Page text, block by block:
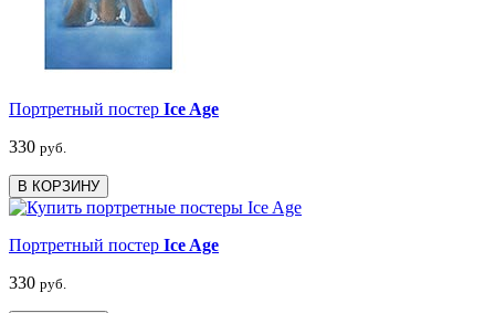
Портретный постер Ice Age
330 руб.
В КОРЗИНУ
Портретный постер Ice Age
330 руб.